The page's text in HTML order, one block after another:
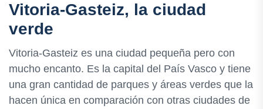
Vitoria-Gasteiz, la ciudad
verde
Vitoria-Gasteiz es una ciudad pequeña pero con
mucho encanto. Es la capital del País Vasco y tiene
una gran cantidad de parques y áreas verdes que la
hacen única en comparación con otras ciudades de